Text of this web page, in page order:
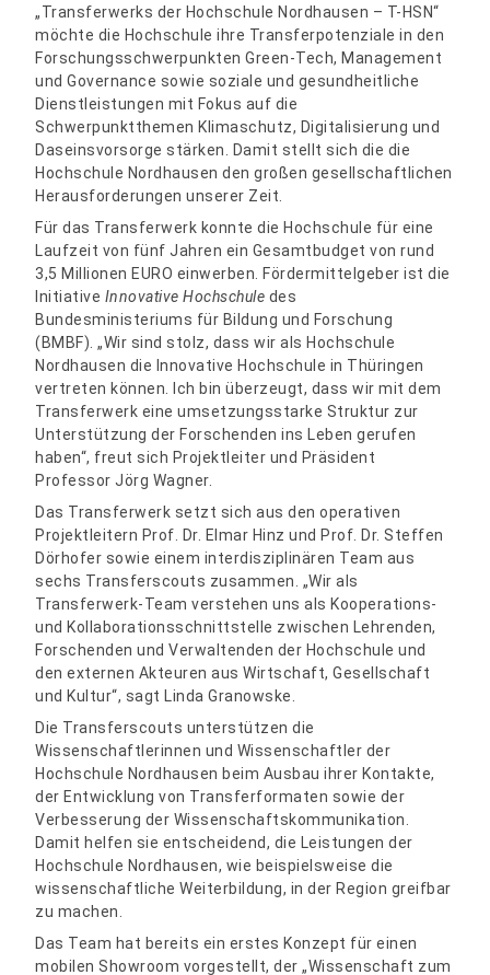
„Transferwerks der Hochschule Nordhausen – T-HSN“
möchte die Hochschule ihre Transferpotenziale in den
Forschungsschwerpunkten Green-Tech, Management
und Governance sowie soziale und gesundheitliche
Dienstleistungen mit Fokus auf die
Schwerpunktthemen Klimaschutz, Digitalisierung und
Daseinsvorsorge stärken. Damit stellt sich die die
Hochschule Nordhausen den großen gesellschaftlichen
Herausforderungen unserer Zeit.
Für das Transferwerk konnte die Hochschule für eine
Laufzeit von fünf Jahren ein Gesamtbudget von rund
3,5 Millionen EURO einwerben. Fördermittelgeber ist die
Initiative Innovative Hochschule des
Bundesministeriums für Bildung und Forschung
(BMBF). „Wir sind stolz, dass wir als Hochschule
Nordhausen die Innovative Hochschule in Thüringen
vertreten können. Ich bin überzeugt, dass wir mit dem
Transferwerk eine umsetzungsstarke Struktur zur
Unterstützung der Forschenden ins Leben gerufen
haben“, freut sich Projektleiter und Präsident
Professor Jörg Wagner.
Das Transferwerk setzt sich aus den operativen
Projektleitern Prof. Dr. Elmar Hinz und Prof. Dr. Steffen
Dörhofer sowie einem interdisziplinären Team aus
sechs Transferscouts zusammen. „Wir als
Transferwerk-Team verstehen uns als Kooperations-
und Kollaborationsschnittstelle zwischen Lehrenden,
Forschenden und Verwaltenden der Hochschule und
den externen Akteuren aus Wirtschaft, Gesellschaft
und Kultur“, sagt Linda Granowske.
Die Transferscouts unterstützen die
Wissenschaftlerinnen und Wissenschaftler der
Hochschule Nordhausen beim Ausbau ihrer Kontakte,
der Entwicklung von Transferformaten sowie der
Verbesserung der Wissenschaftskommunikation.
Damit helfen sie entscheidend, die Leistungen der
Hochschule Nordhausen, wie beispielsweise die
wissenschaftliche Weiterbildung, in der Region greifbar
zu machen.
Das Team hat bereits ein erstes Konzept für einen
mobilen Showroom vorgestellt, der „Wissenschaft zum